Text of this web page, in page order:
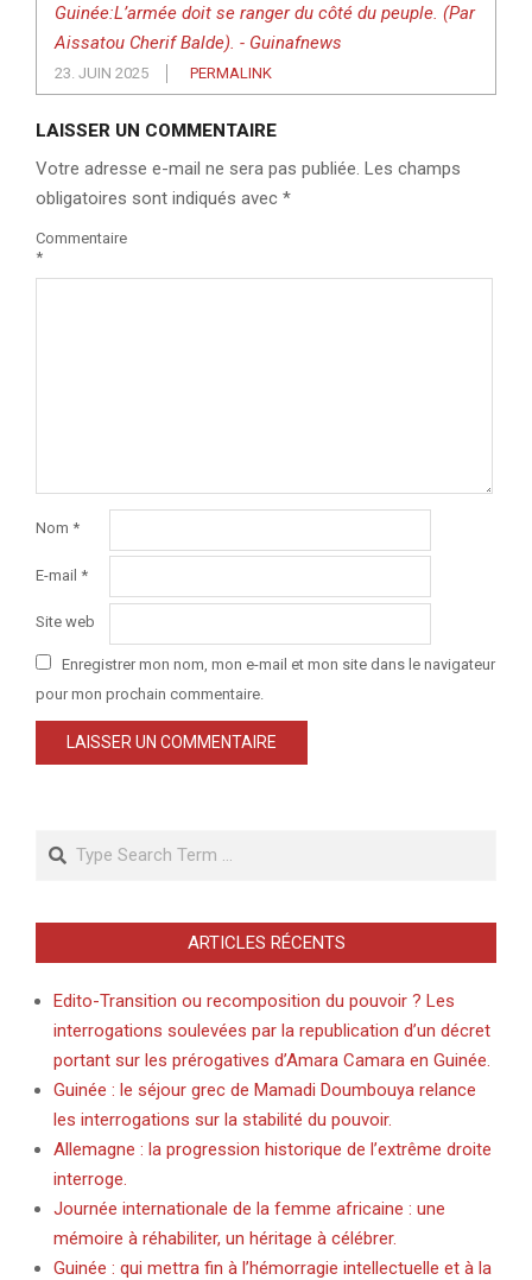
Guinée:L’armée doit se ranger du côté du peuple. (Par
Aissatou Cherif Balde). - Guinafnews
23. JUIN 2025 PERMALINK
LAISSER UN COMMENTAIRE
Votre adresse e-mail ne sera pas publiée. Les champs
obligatoires sont indiqués avec *
Commentaire
*
Nom *
E-mail *
Site web
Enregistrer mon nom, mon e-mail et mon site dans le navigateur
pour mon prochain commentaire.
ARTICLES RÉCENTS
Edito-Transition ou recomposition du pouvoir ? Les
interrogations soulevées par la republication d’un décret
portant sur les prérogatives d’Amara Camara en Guinée.
Guinée : le séjour grec de Mamadi Doumbouya relance
les interrogations sur la stabilité du pouvoir.
Allemagne : la progression historique de l’extrême droite
interroge.
Journée internationale de la femme africaine : une
mémoire à réhabiliter, un héritage à célébrer.
Guinée : qui mettra fin à l’hémorragie intellectuelle et à la